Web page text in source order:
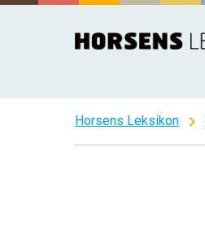
Spring
Horsens Leksikon chevron_right